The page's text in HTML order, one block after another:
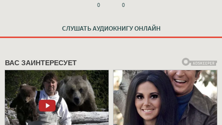
СЛУШАТЬ АУДИОКНИГУ ОНЛАЙН
0 0